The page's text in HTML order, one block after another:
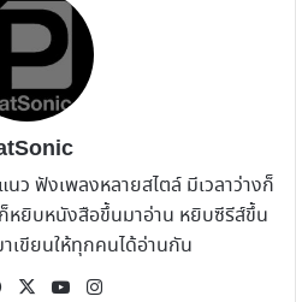
ว ฟังเพลงหลายสไตล์ มีเวลาว่างก็
ก็หยิบหนังสือขึ้นมาอ่าน หยิบซีรีส์ขึ้น
เขียนให้ทุกคนได้อ่านกัน
Facebook
X YouTube